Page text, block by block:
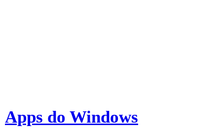
Apps do Windows